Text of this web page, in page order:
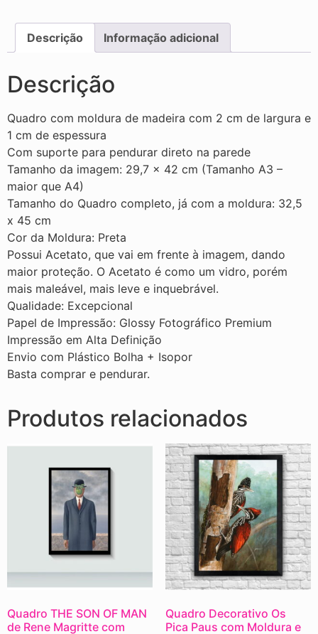
Descrição Informação adicional
Descrição
Quadro com moldura de madeira com 2 cm de largura e
1 cm de espessura
Com suporte para pendurar direto na parede
Tamanho da imagem: 29,7 × 42 cm (Tamanho A3 –
maior que A4)
Tamanho do Quadro completo, já com a moldura: 32,5
x 45 cm
Cor da Moldura: Preta
Possui Acetato, que vai em frente à imagem, dando
maior proteção. O Acetato é como um vidro, porém
mais maleável, mais leve e inquebrável.
Qualidade: Excepcional
Papel de Impressão: Glossy Fotográfico Premium
Impressão em Alta Definição
Envio com Plástico Bolha + Isopor
Basta comprar e pendurar.
Produtos relacionados
Quadro THE SON OF MAN
de Rene Magritte com
Quadro Decorativo Os
Pica Paus com Moldura e